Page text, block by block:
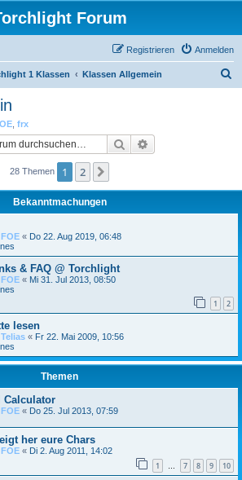
Forum
Anmelden
Registrieren
1 Klassen Klassen Allgemein
frx
Suche
28 Themen 1 2
Bekanntmachungen
FOE « Do 22. Aug 2019, 06:48
& FAQ @ Torchlight
FOE « Mi 31. Jul 2013, 08:50
1 2
lesen
Telias « Fr 22. Mai 2009, 10:56
Themen
FOE « Do 25. Jul 2013, 07:59
her eure Chars
FOE « Di 2. Aug 2011, 14:02
1 … 7 8 9 10